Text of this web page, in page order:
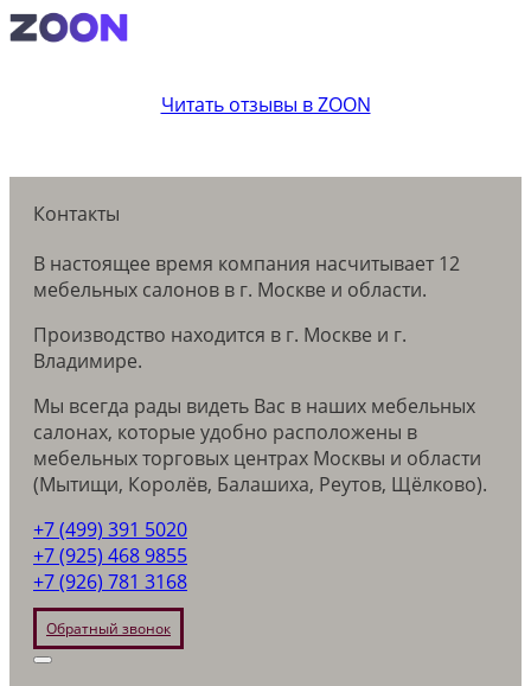
Читать отзывы в ZOON
Контакты
В настоящее время компания насчитывает 12
мебельных салонов в г. Москве и области.
Производство находится в г. Москве и г.
Владимире.
Мы всегда рады видеть Вас в наших мебельных
салонах, которые удобно расположены в
мебельных торговых центрах Москвы и области
(Мытищи, Королёв, Балашиха, Реутов, Щёлково).
+7 (499) 391 5020
+7 (925) 468 9855
+7 (926) 781 3168
Обратный звонок